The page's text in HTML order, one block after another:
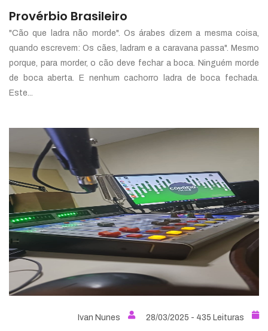
Provérbio Brasileiro
"Cão que ladra não morde". Os árabes dizem a mesma coisa,
quando escrevem: Os cães, ladram e a caravana passa". Mesmo
porque, para morder, o cão deve fechar a boca. Ninguém morde
de boca aberta. E nenhum cachorro ladra de boca fechada.
Este...
Ivan Nunes 28/03/2025 - 435 Leituras